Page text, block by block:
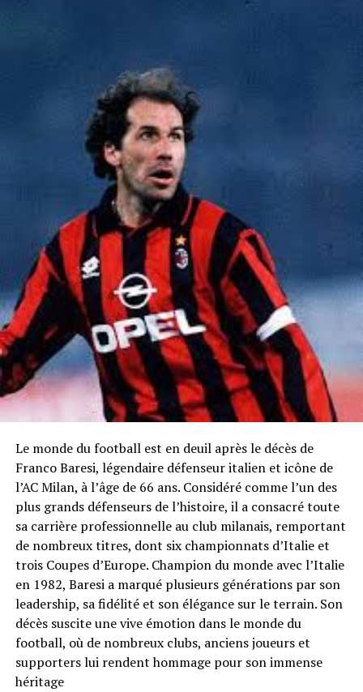
Le monde du football est en deuil après le décès de
Franco Baresi, légendaire défenseur italien et icône de
l’AC Milan, à l’âge de 66 ans. Considéré comme l’un des
plus grands défenseurs de l’histoire, il a consacré toute
sa carrière professionnelle au club milanais, remportant
de nombreux titres, dont six championnats d’Italie et
trois Coupes d’Europe. Champion du monde avec l’Italie
en 1982, Baresi a marqué plusieurs générations par son
leadership, sa fidélité et son élégance sur le terrain. Son
décès suscite une vive émotion dans le monde du
football, où de nombreux clubs, anciens joueurs et
supporters lui rendent hommage pour son immense
héritage